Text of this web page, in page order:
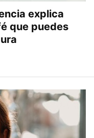
explica
que puedes